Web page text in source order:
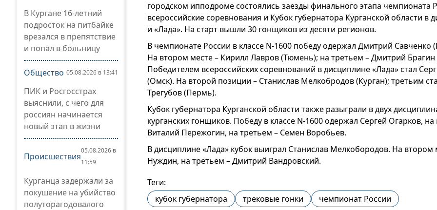
В Кургане 16-летний
подросток на питбайке
врезался в препятствие
и попал в больницу
Общество 05.08.2026 в 13:41
ПИК и Росгосстрах
выяснили, с чего для
россиян начинается
новый этап в жизни
Происшествия
05.08.2026 в
11:59
Курганца задержали за
покушение на убийство
полуторагодовалого
городском ипподроме состоялись заезды финального этапа чемпионата
всероссийские соревнования и Кубок губернатора Курганской области в
и «Лада». На старт вышли 30 гонщиков из десяти регионов.
В чемпионате России в классе N-1600 победу одержал Дмитрий Савченко
На втором месте – Кирилл Лавров (Тюмень); на третьем – Дмитрий Брагин
Победителем всероссийских соревнований в дисциплине «Лада» стал
(Омск). На второй позиции – Станислав Мелкобродов (Курган); третьим
Трегубов (Пермь).
Кубок губернатора Курганской области также разыграли в двух
курганских гонщиков. Победу в классе N-1600 одержал Сергей Огарков,
Виталий Пережогин, на третьем – Семен Воробьев.
В дисциплине «Лада» кубок выиграл Станислав Мелкобородов. На втором
Нуждин, на третьем – Дмитрий Вандровский.
Теги:
кубок губернатора
трековые гонки чемпионат России